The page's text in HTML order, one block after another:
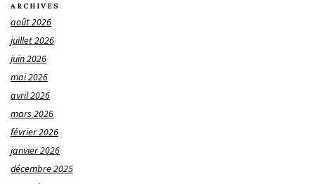
ARCHIVES
août 2026
juillet 2026
juin 2026
mai 2026
avril 2026
mars 2026
février 2026
janvier 2026
décembre 2025